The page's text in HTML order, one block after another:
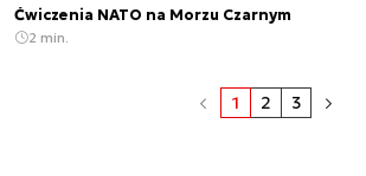
Ćwiczenia NATO na Morzu Czarnym
2 min.
1 2 3